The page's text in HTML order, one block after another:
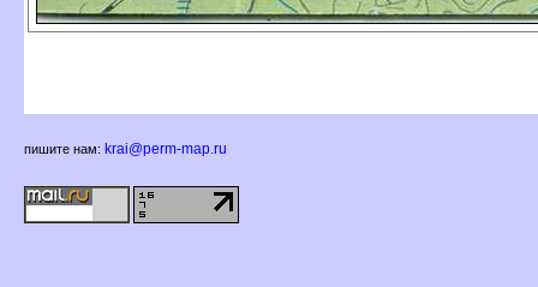
пишите нам: krai@perm-map.ru